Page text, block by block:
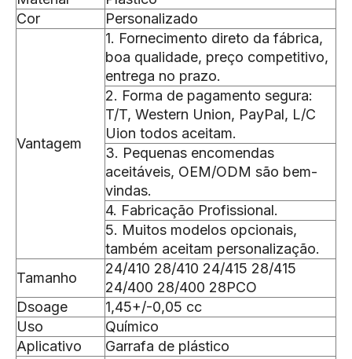
Cor
Personalizado
Vantagem
1. Fornecimento direto da fábrica,
boa qualidade, preço competitivo,
entrega no prazo.
2. Forma de pagamento segura:
T/T, Western Union, PayPal, L/C
Uion todos aceitam.
3. Pequenas encomendas
aceitáveis, OEM/ODM são bem-
vindas.
4. Fabricação Profissional.
5. Muitos modelos opcionais,
também aceitam personalização.
Tamanho
24/410 28/410 24/415 28/415
24/400 28/400 28PCO
Dsoage
1,45+/-0,05 cc
Uso
Químico
Aplicativo
Garrafa de plástico